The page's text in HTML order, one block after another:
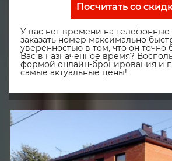
Посчитать со
У вас нет времени на телефонные
заказать номер максимально
уверенностью в том, что он точно
Вас в назначенное время?
формой онлайн-бронирования и
самые актуальные цены!